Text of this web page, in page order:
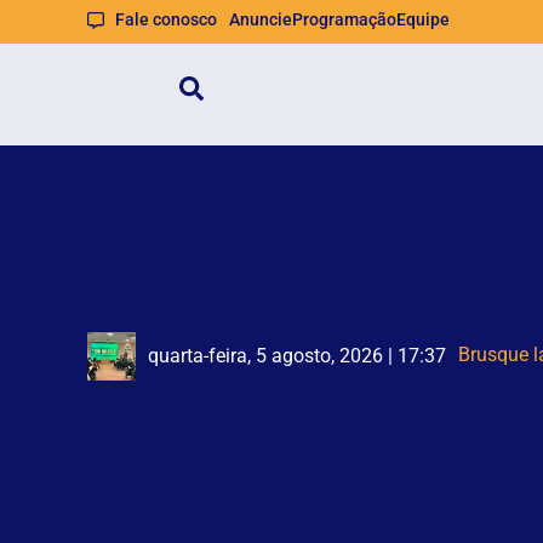
Fale conosco AnuncieProgramaçãoEquipe
quarta-feira, 5 agosto, 2026 | 17:37
quarta-feira, 5 agosto, 2026 | 16:59 Homem
Defesa